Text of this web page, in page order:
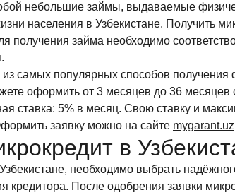
небольшие займы, выдаваемые
населения в Узбекистане. Получить
получения займа необходимо
самых популярных способов
оформить от 3 месяцев до 36
ставка: 5% в месяц. Свою ставку и
заявку можно на сайте
в
необходимо выбрать
кредитора. После одобрения заявки